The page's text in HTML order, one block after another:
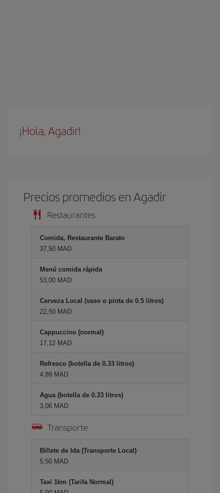
¡Hola, Agadir!
Precios promedios en Agadir
Restaurantes
Comida, Restaurante Barato
37,50 MAD
Menú comida rápida
53,00 MAD
Cerveza Local (vaso o pinta de 0.5 litros)
22,50 MAD
Cappuccino (normal)
17,12 MAD
Refresco (botella de 0.33 litros)
4,89 MAD
Agua (botella de 0.33 litros)
3,06 MAD
Transporte
Billete de Ida (Transporte Local)
5,50 MAD
Taxi 1km (Tarifa Normal)